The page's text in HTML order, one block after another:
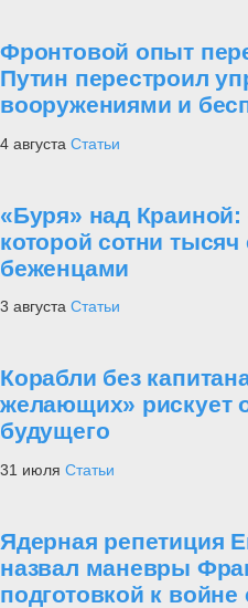
Фронтовой опыт
Путин перестроил
вооружениями и
4 августа Статьи
«Буря» над
которой сотни тысяч
беженцами
3 августа Статьи
Корабли без
желающих» рискует
будущего
31 июля Статьи
Ядерная репетиция
назвал маневры
подготовкой к войне